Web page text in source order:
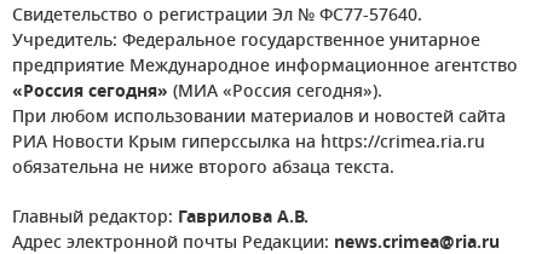
Свидетельство о регистрации Эл № ФС77-57640.
Учредитель: Федеральное государственное унитарное
предприятие Международное информационное агентство
«Россия сегодня» (МИА «Россия сегодня»).
При любом использовании материалов и новостей сайта
РИА Новости Крым гиперссылка на https://crimea.ria.ru
обязательна не ниже второго абзаца текста.
Главный редактор: Гаврилова А.В.
Адрес электронной почты Редакции: news.crimea@ria.ru